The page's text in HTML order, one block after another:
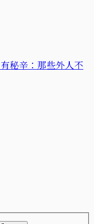
秘辛：那些外人不